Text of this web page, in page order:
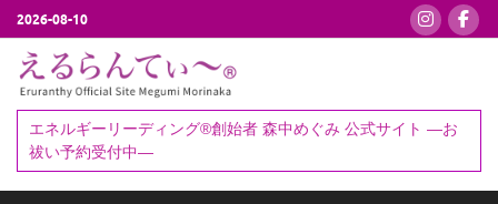
2026-08-10
ぃ～®
予約受付中
エネルギーリーディング®創始者 森中めぐみ 公式サイト ―お
祓い予約受付中―